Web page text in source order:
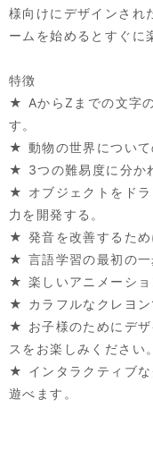
様向けにデザインされ
ームを始めるとすぐに
特徴
★ AからZまでの文字
す。
★ 動物の世界について
★ 3つの難易度に分か
★ オブジェクトをドラ
力を開発する。
★ 発音を改善するため
★ 言語学習の最初の一
★ 楽しいアニメーショ
★ カラフルなクレヨン
★ お子様のためにデザ
スをお楽しみください。
★ インタラクティブな
遊べます。